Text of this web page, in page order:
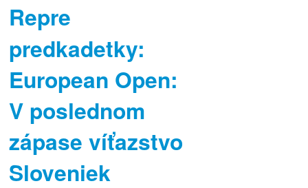
Repre
predkadetky:
European Open:
V poslednom
zápase víťazstvo
Sloveniek